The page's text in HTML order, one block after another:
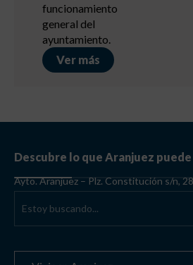
funcionamiento
general del
ayuntamiento.
Ver más
Descubre lo que Aranjuez
Ayto. Aranjuez – Plz. Constitución s/n,